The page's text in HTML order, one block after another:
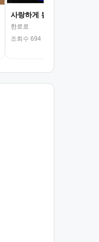
사랑하게 될 거야
한로로
조회수 694